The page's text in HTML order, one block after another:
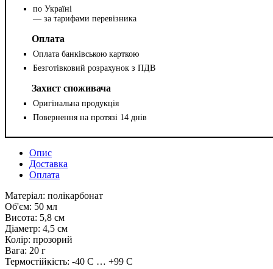
по Україні
— за тарифами перевізника
Оплата
Оплата банківською карткою
Безготівковий розрахунок з ПДВ
Захист споживача
Оригінальна продукція
Повернення на протязі 14 днів
Опис
Доставка
Оплата
Матеріал: полікарбонат
Об'єм: 50 мл
Висота: 5,8 см
Діаметр: 4,5 см
Колір: прозорий
Вага: 20 г
Термостійкість: -40 С … +99 С